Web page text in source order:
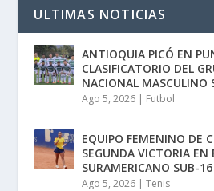
ULTIMAS NOTICIAS
ANTIOQUIA PICÓ EN
CLASIFICATORIO DEL
NACIONAL MASCULINO
Ago 5, 2026 | Futbol
EQUIPO FEMENINO DE
SEGUNDA VICTORIA EN
SURAMERICANO SUB-
Ago 5, 2026 |Tenis